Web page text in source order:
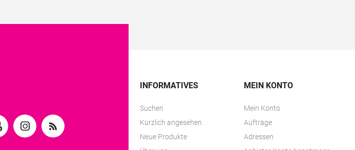
INFORMATIVES
Suchen
Kürzlich angesehen
Neue Produkte
MEIN KONTO
Mein Konto
Aufträge
Adressen